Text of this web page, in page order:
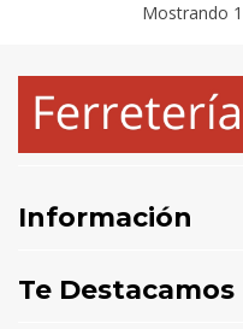
Mostrando 1
Información
Te Destacamos